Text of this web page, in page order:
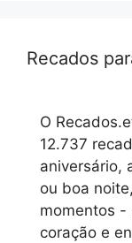
Recados
O
12.737
aniversário,
ou boa
momentos -
coração e